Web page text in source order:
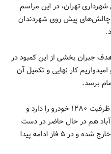
تهران، در این مراسم
چالش‌های پیش روی شهردندان
جبران بخشی از این کمبود در
کار نهایی و تکمیل آن
برسد.
حق‌بین اضافه کرد: پارکینگ نیایش ظرفیت ۱۲۸۰ خودرو را دارد و
هم در حال حاضر در دست
اجرا است و این پروژه از بن بست خارج شده و در ۵ فاز ادامه پیدا